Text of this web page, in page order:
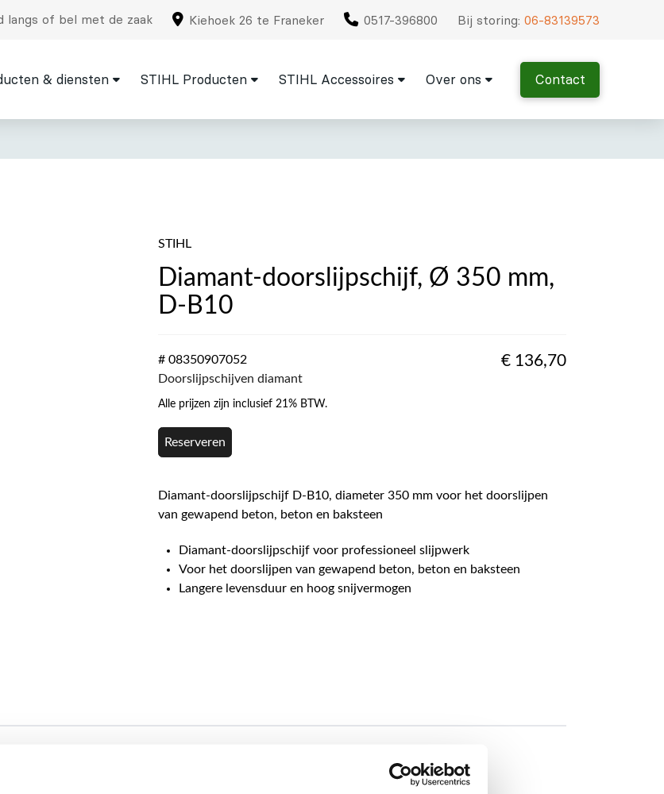
langs of bel met de zaak Kiehoek 26 te Franeker 0517-396800 Bij storing:06-83139573
& diensten STIHL Producten STIHL Accessoires Over ons Contact
STIHL
Diamant-doorslijpschijf, Ø 350 mm,
D-B10
# 08350907052
Doorslijpschijven diamant
€ 136,70
Alle prijzen zijn inclusief 21% BTW.
Reserveren
Diamant-doorslijpschijf D-B10, diameter 350 mm voor het doorslijpen
van gewapend beton, beton en baksteen
Diamant-doorslijpschijf voor professioneel slijpwerk
Voor het doorslijpen van gewapend beton, beton en baksteen
Langere levensduur en hoog snijvermogen